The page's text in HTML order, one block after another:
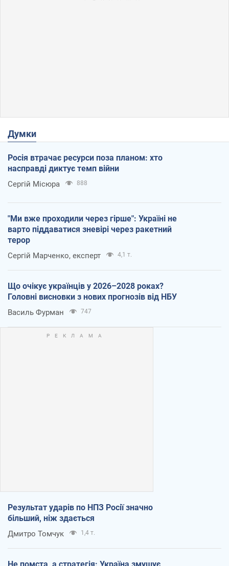
Думки
Росія втрачає ресурси поза планом: хто
насправді диктує темп війни
Сергій Місюра 888
"Ми вже проходили через гірше": Україні не
варто піддаватися зневірі через ракетний
терор
Сергій Марченко, експерт 4,1 т.
Що очікує українців у 2026–2028 роках?
Головні висновки з нових прогнозів від НБУ
Василь Фурман 747
Результат ударів по НПЗ Росії значно
більший, ніж здається
Дмитро Томчук 1,4 т.